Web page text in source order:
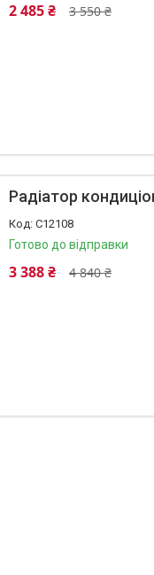
3 550 ₴
2 485 ₴
Радіатор
C12108
Готово до відправки
4 840 ₴
3 388 ₴